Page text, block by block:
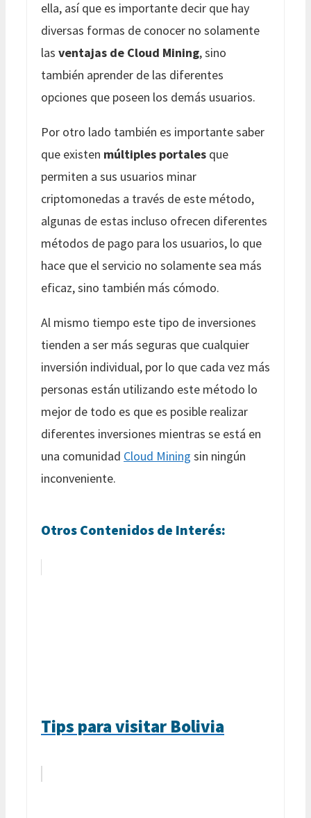
ella, así que es importante decir que hay
diversas formas de conocer no solamente
las ventajas de Cloud Mining, sino
también aprender de las diferentes
opciones que poseen los demás usuarios.
Por otro lado también es importante saber
que existen múltiples portales que
permiten a sus usuarios minar
criptomonedas a través de este método,
algunas de estas incluso ofrecen diferentes
métodos de pago para los usuarios, lo que
hace que el servicio no solamente sea más
eficaz, sino también más cómodo.
Al mismo tiempo este tipo de inversiones
tienden a ser más seguras que cualquier
inversión individual, por lo que cada vez más
personas están utilizando este método lo
mejor de todo es que es posible realizar
diferentes inversiones mientras se está en
una comunidad Cloud Mining sin ningún
inconveniente.
Otros Contenidos de Interés:
Tips para visitar Bolivia